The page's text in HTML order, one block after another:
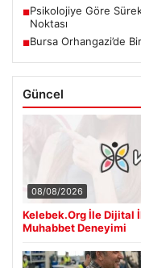
■Psikolojiye Göre
Noktası
■Bursa Orhangazi’de
Güncel
08/08/2026
Kelebek.Org İle Dijital
Muhabbet Deneyimi